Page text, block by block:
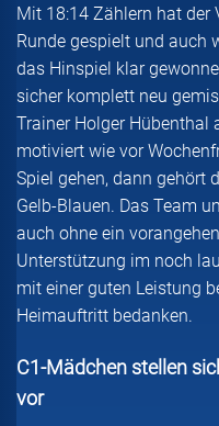
Mit 18:14 Zählern hat der
Runde gespielt und auch
das Hinspiel klar
sicher komplett neu
Trainer Holger Hübenthal
motiviert wie vor
Spiel gehen, dann gehört
Gelb-Blauen. Das Team
auch ohne ein
Unterstützung im noch
mit einer guten Leistung
Heimauftritt bedanken.
C1-Mädchen stellen
vor